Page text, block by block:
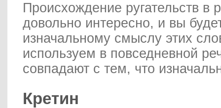
Происхождение ругательств в
довольно интересно, и вы
изначальному смыслу этих
используем в повседневной
совпадают с тем, что
Кретин